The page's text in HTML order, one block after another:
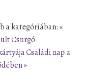
a kategóriában:«
Csurgó
Családi nap a
»